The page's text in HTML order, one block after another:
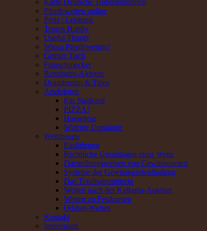
Karte Deutsche Trabrennbahnen
Pferdewetten online
Preis / Leistung
Teures Hobby
Useful Things
Wieso Pferdewetten?
Grüner Tisch
Feinschmecker
Rennbahn-Akteure
Drumherum & Tipps
Anekdoten
Ein Stallkind
PIZZA!
Hasardeur
Widrige Umstände
Wetttheorie
Einführung
Rechtliche Grundlagen einer Wette
Darstellungsweisen von Gewinnquoten
Systeme der Gewinnquotenfindung
Das Totalisatorprinzip
Wetten nach der Kalkutta-Auktion
Wetten zu Festkursen
Oddset-Wetten
Kontakt
Impressum